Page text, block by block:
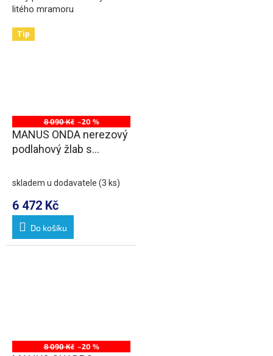
litého mramoru
Tip
8 090 Kč –20 %
MANUS ONDA nerezový
podlahový žlab s
skladem u dodavatele (3 ks)
6 472 Kč
Do košíku
8 090 Kč –20 %